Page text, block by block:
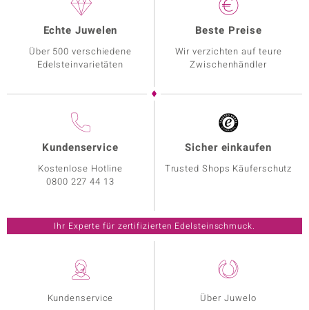
Kundenservice
Über Juwelo
Echte Juwelen
Über 500 verschiedene
Edelsteinvarietäten
Beste Preise
Wir verzichten auf teure
Zwischenhändler
Kundenservice
Kostenlose Hotline
0800 227 44 13
Sicher einkaufen
Trusted Shops Käuferschutz
Ihr Experte für zertifizierten Edelsteinschmuck.